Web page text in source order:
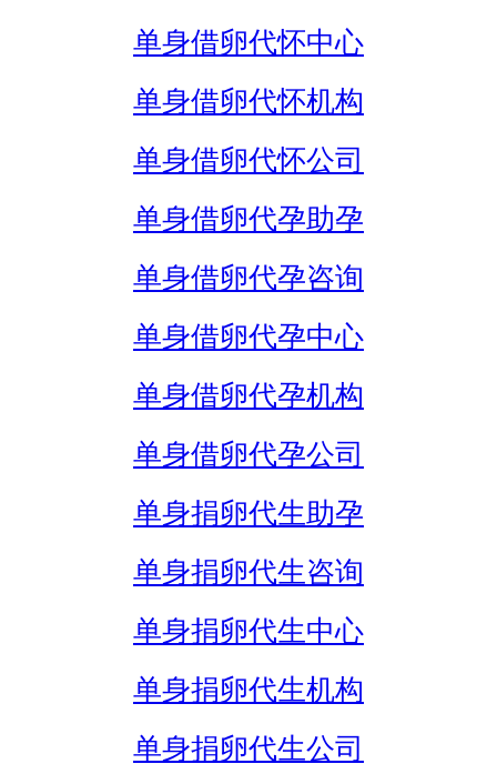
单身借卵代怀中心
单身借卵代怀机构
单身借卵代怀公司
单身借卵代孕助孕
单身借卵代孕咨询
单身借卵代孕中心
单身借卵代孕机构
单身借卵代孕公司
单身捐卵代生助孕
单身捐卵代生咨询
单身捐卵代生中心
单身捐卵代生机构
单身捐卵代生公司